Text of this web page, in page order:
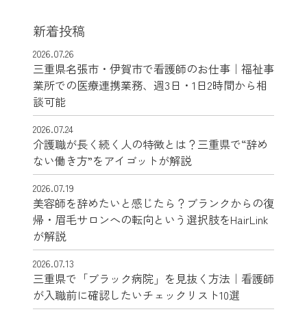
新着投稿
2026.07.26
三重県名張市・伊賀市で看護師のお仕事｜福祉事
業所での医療連携業務、週3日・1日2時間から相
談可能
2026.07.24
介護職が長く続く人の特徴とは？三重県で“辞め
ない働き方”をアイゴットが解説
2026.07.19
美容師を辞めたいと感じたら？ブランクからの復
帰・眉毛サロンへの転向という選択肢をHairLink
が解説
2026.07.13
三重県で「ブラック病院」を見抜く方法｜看護師
が入職前に確認したいチェックリスト10選